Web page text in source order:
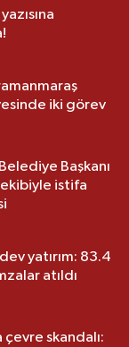
iki görev
Başkanı
istifa
yatırım: 83.4
atıldı
skandalı: